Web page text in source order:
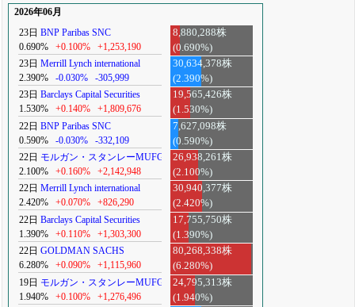
2026年06月
23日 BNP Paribas SNC
0.690%
+0.100% +1,253,190
8,880,288株
(0.690%)
23日 Merrill Lynch international
2.390%
-0.030% -305,999
30,634,378株
(2.390%)
23日 Barclays Capital Securities
1.530%
+0.140% +1,809,676
19,565,426株
(1.530%)
22日 BNP Paribas SNC
0.590%
-0.030% -332,109
7,627,098株
(0.590%)
22日 モルガン・スタンレーMUFG
2.100%
+0.160% +2,142,948
26,938,261株
(2.100%)
22日 Merrill Lynch international
2.420%
+0.070% +826,290
30,940,377株
(2.420%)
22日 Barclays Capital Securities
1.390%
+0.110% +1,303,300
17,755,750株
(1.390%)
22日 GOLDMAN SACHS
6.280%
+0.090% +1,115,960
80,268,338株
(6.280%)
19日 モルガン・スタンレーMUFG
1.940%
+0.100% +1,276,496
24,795,313株
(1.940%)